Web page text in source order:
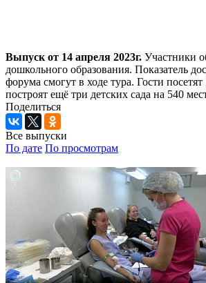
Выпуск от 14 апреля 2023г. Участники
дошкольного образования. Показатель
форума смогут в ходе тура. Гости
построят ещё три детских сада на 540
Поделиться
Все выпуски
По дате По просмотрам